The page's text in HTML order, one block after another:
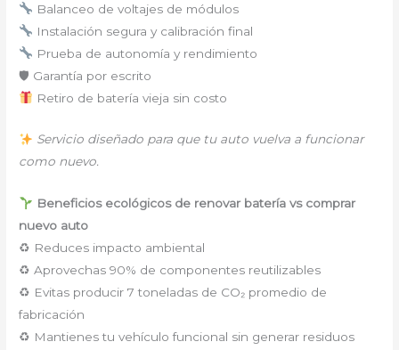
Balanceo de voltajes de módulos
Instalación segura y calibración final
Prueba de autonomía y rendimiento
🛡 Garantía por escrito
Retiro de batería vieja sin costo
Servicio diseñado para que tu auto vuelva a funcionar
como nuevo.
Beneficios ecológicos de renovar batería vs comprar
nuevo auto
♻ Reduces impacto ambiental
♻ Aprovechas 90% de componentes reutilizables
♻ Evitas producir 7 toneladas de CO₂ promedio de
fabricación
♻ Mantienes tu vehículo funcional sin generar residuos